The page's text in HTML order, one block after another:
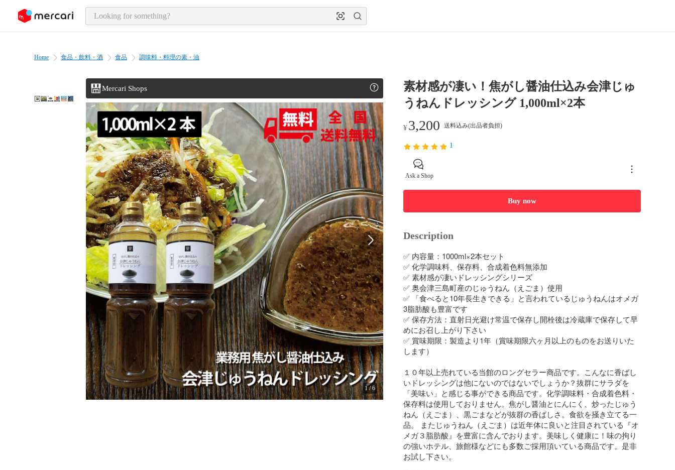
page content
Home 食品・飲料・酒 食品 調味料・料理の素・油
Mercari Shops
1/6
素材感が凄い！焦がし醤油仕込み会津じゅ
うねんドレッシング 1,000ml×2本
¥ 3,200 送料込み(出品者負担)
1
Ask a Shop
Buy now
Description
✅️ 内容量：1000ml×2本セット
✅ 化学調味料、保存料、合成着色料無添加
✅ 素材感が凄いドレッシングシリーズ
✅ 奥会津三島町産のじゅうねん（えごま）使用
✅ 「食べると10年長生きできる」と言われているじゅうねんはオメガ
3脂肪酸も豊富です
✅ 保存方法：直射日光避け常温で保存し開栓後は冷蔵庫で保存して早
めにお召し上がり下さい
✅ 賞味期限：製造より1年（賞味期限六ヶ月以上のものをお送りいた
します）
１０年以上売れている当館のロングセラー商品です。こんなに香ばし
いドレッシングは他にないのではないでしょうか？抜群にサラダを
「美味い」と感じる事ができる商品です。化学調味料・合成着色料・
保存料は使用しておりません。焦がし醤油とにんにく、炒ったじゅう
ねん（えごま）、黒ごまなどが抜群の香ばしさ。食欲を掻き立てる一
品。 またじゅうねん（えごま）は近年体に良いと注目されている『オ
メガ３脂肪酸』を豊富に含んでおります。美味しく健康に！味の拘り
の強いホテル、旅館様などにも多数ご採用頂いている商品です。是非